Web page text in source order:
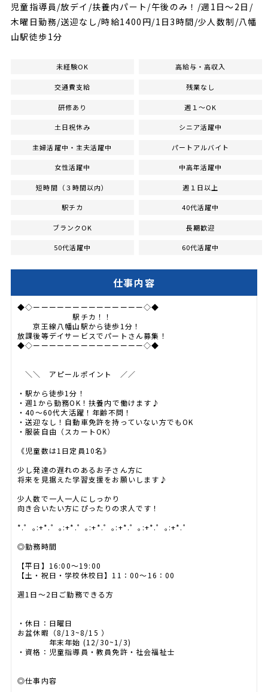
児童指導員/放デイ/扶養内パート/午後のみ！/週1日～2日/
木曜日勤務/送迎なし/時給1400円/1日3時間/少人数制/八幡
山駅徒歩1分
未経験OK 高給与・高収入
交通費支給 残業なし
研修あり 週１～OK
土日祝休み シニア活躍中
主婦活躍中・主夫活躍中 パートアルバイト
女性活躍中 中高年活躍中
短時間（３時間以内） 週１日以上
駅チカ 40代活躍中
ブランクOK 長期歓迎
50代活躍中 60代活躍中
仕事内容
◆◇ーーーーーーーーーーーーーー◇◆
駅チカ！！
京王線八幡山駅から徒歩1分！
放課後等デイサービスでパートさん募集！
◆◇ーーーーーーーーーーーーーー◇◆
＼＼ アピールポイント ／／
・駅から徒歩1分！
・週1から勤務OK！扶養内で働けます♪
・40～60代大活躍！年齢不問！
・送迎なし！自動車免許を持っていない方でもOK
・服装自由（スカートOK）
《児童数は1日定員10名》
少し発達の遅れのあるお子さん方に
将来を見据えた学習支援をお願いします♪
少人数で一人一人にしっかり
向き合いたい方にぴったりの求人です！
*.゜｡:+*.゜｡:+*.゜｡:+*.゜｡:+*.゜｡:+*.゜｡:+*.゜
◎勤務時間
【平日】16:00～19:00
【土・祝日・学校休校日】11：00～16：00
週1日～2日ご勤務できる方
・休日：日曜日
お盆休暇（8/13~8/15 ）
年末年始 (12/30~1/3)
・資格：児童指導員・教員免許・社会福祉士
◎仕事内容